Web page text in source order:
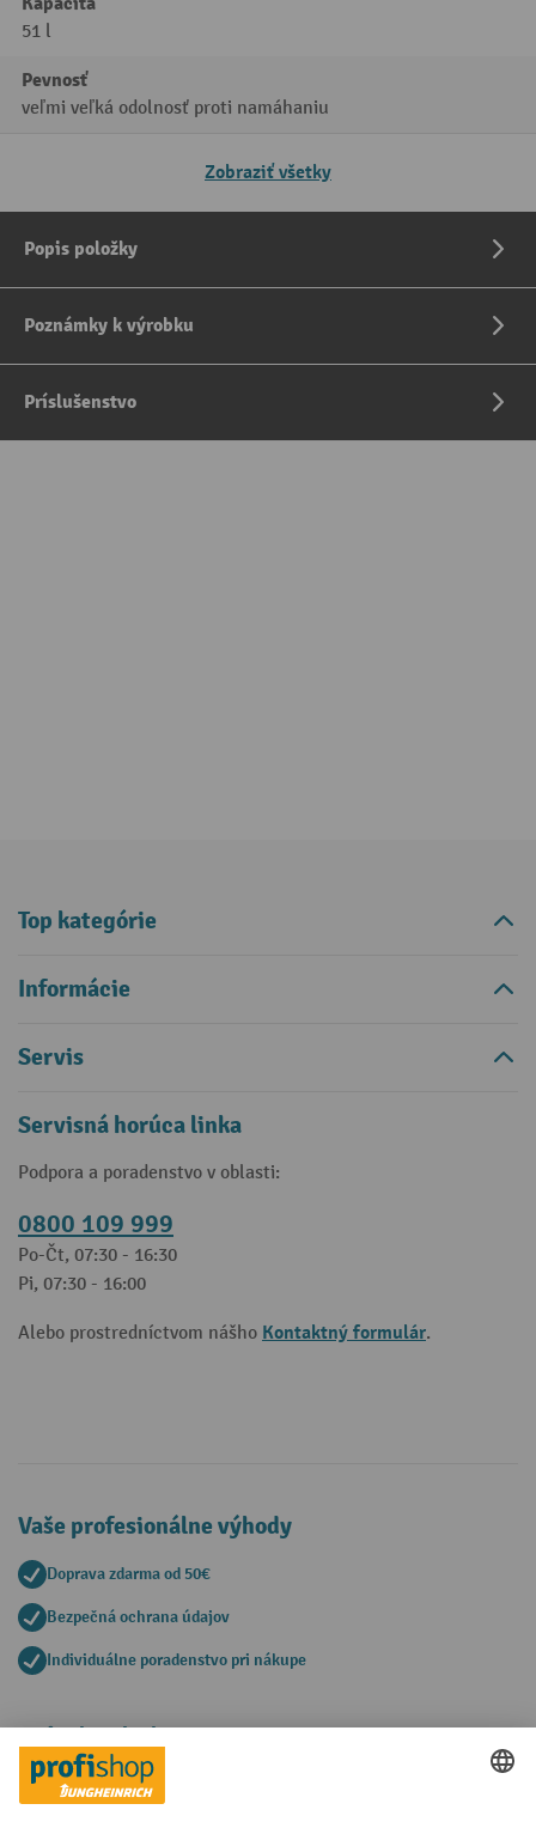
51 l
Pevnosť
veľmi veľká odolnosť proti namáhaniu
Zobraziť všetky
Popis položky
Poznámky k výrobku
Príslušenstvo
Top kategórie
Informácie
Servis
Servisná horúca linka
Podpora a poradenstvo v oblasti:
0800 109 999
Po-Čt, 07:30 - 16:30
Pi, 07:30 - 16:00
Alebo prostredníctvom nášho Kontaktný formulár.
Vaše profesionálne výhody
Doprava zdarma od 50€
Bezpečná ochrana údajov
Individuálne poradenstvo pri nákupe
Spôsoby platby
Creditcard (Master)Creditcard (Visa)